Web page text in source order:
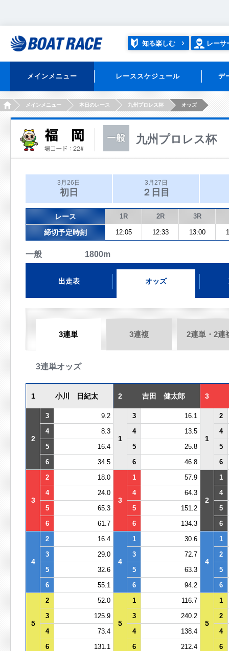
知る楽しむ レーサ
メインメニュー レーススケジュール デ
HOMEメインメニュー 本日のレース 九州プロレス杯 オッズ
九州プロレス杯
3月26日
初日
3月27日
２日目
レース 1R 2R 3R
締切予定時刻 12:05 12:33 13:00
一般 1800m
出走表 オッズ
3連単 3連複 2連単・2連
3連単オッズ
1 小川 日紀太 2 吉田 健太郎 3
2
3 9.2
1
3 16.1
1
2
4
8.3 4 13.5
4
5
16.4 5 25.8
5
6
34.5 6 46.8 6
3
2 18.0
3
1 57.9
2
1
4
24.0 4 64.3
4
5
65.3 5 151.2
5
6
61.7 6 134.3 6
4
2 16.4
4
1 30.6
4
1
3
29.0 3 72.7
2
5
32.6 5 63.3
5
6
55.1 6 94.2 6
5
2 52.0
5
1 116.7
5
1
3
125.9 3 240.2
2
4
73.4 4 138.4
4
6
131.1 6 212.4 6